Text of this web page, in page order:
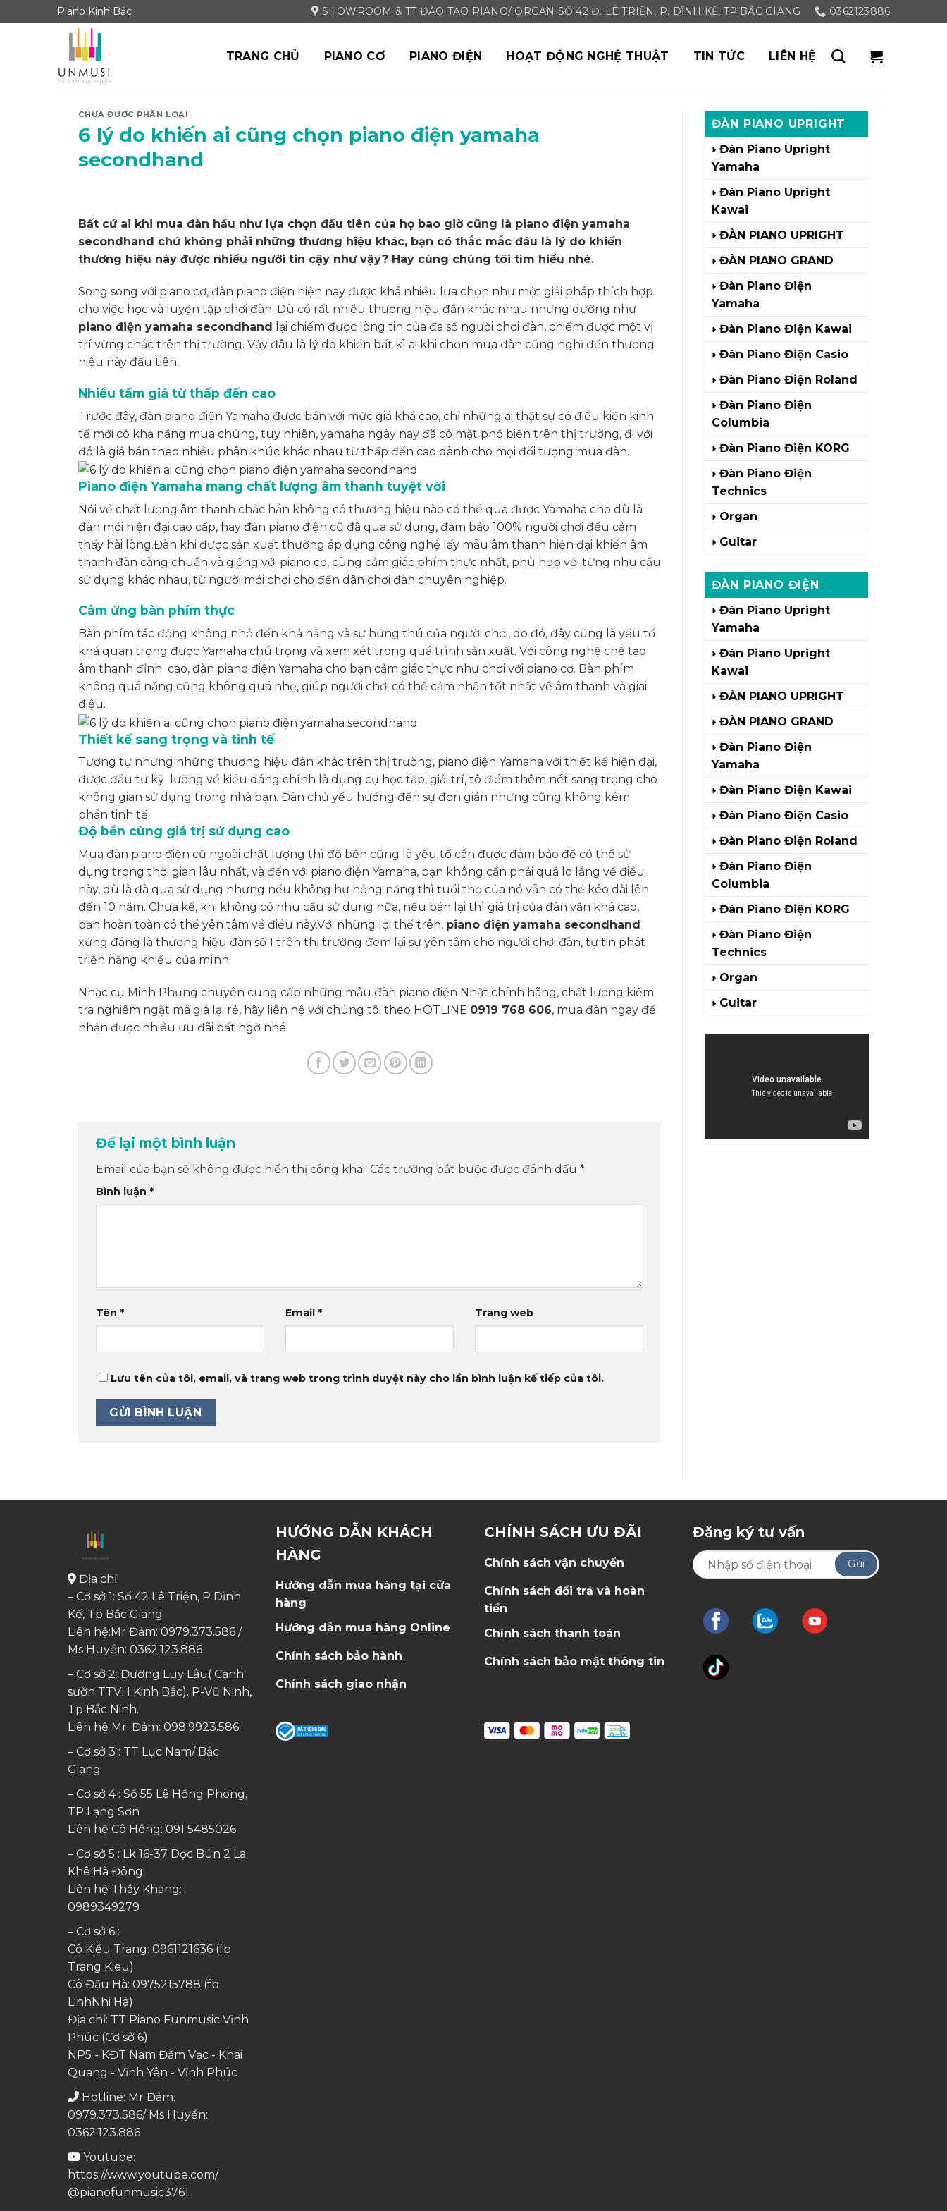
to
Piano Kinh Bắc SHOWROOM & TT ĐÀO TẠO PIANO/ ORGAN SỐ 42 Đ. LÊ TRIỆN, P. DĨNH KẾ, TP BẮC GIANG 0362123886
TRANG CHỦ PIANO CƠ PIANO ĐIỆN HOẠT ĐỘNG NGHỆ THUẬT TIN TỨC LIÊN HỆ
CHƯA ĐƯỢC PHÂN LOẠI
6 lý do khiến ai cũng chọn piano điện yamaha
secondhand
Bất cứ ai khi mua đàn hầu như lựa chọn đầu tiên của họ bao giờ cũng là piano điện yamaha
secondhand chứ không phải những thương hiệu khác, bạn có thắc mắc đâu là lý do khiến
thương hiệu này được nhiều người tin cậy như vậy? Hãy cùng chúng tôi tìm hiểu nhé.
Song song với piano cơ, đàn piano điện hiện nay được khá nhiều lựa chọn như một giải pháp thích hợp
cho việc học và luyện tập chơi đàn. Dù có rất nhiều thương hiệu đần khác nhau nhưng dường như
piano điện yamaha secondhand lại chiếm được lòng tin của đa số người chơi đàn, chiếm được một vị
trí vững chắc trên thị trường. Vậy đâu là lý do khiến bất kì ai khi chọn mua đàn cũng nghĩ đến thương
hiệu này đầu tiên.
Nhiều tầm giá từ thấp đến cao
Trước đây, đàn piano điện Yamaha được bán với mức giá khá cao, chỉ những ai thật sự có điều kiện kinh
tế mới có khả năng mua chúng, tuy nhiên, yamaha ngày nay đã có mặt phổ biến trên thị trường, đi với
đó là giá bán theo nhiều phân khúc khác nhau từ thấp đến cao dành cho mọi đối tượng mua đàn.
Piano điện Yamaha mang chất lượng âm thanh tuyệt vời
Nói về chất lượng âm thanh chắc hẳn không có thương hiệu nào có thể qua được Yamaha cho dù là
đàn mới hiện đại cao cấp, hay đàn piano điện cũ đã qua sử dụng, đảm bảo 100% người chơi đều cảm
thấy hài lòng.Đàn khi được sản xuất thường áp dụng công nghệ lấy mẫu âm thanh hiện đại khiến âm
thanh đàn càng chuẩn và giống với piano cơ, cùng cảm giác phím thực nhất, phù hợp với từng nhu cầu
sử dụng khác nhau, từ người mới chơi cho đến dân chơi đàn chuyên nghiệp.
Cảm ứng bàn phím thực
Bàn phím tác động không nhỏ đến khả năng và sự hứng thú của người chơi, do đó, đây cũng là yếu tố
khá quan trọng được Yamaha chú trọng và xem xét trong quá trình sản xuất. Với công nghệ chế tạo
âm thanh đỉnh cao, đàn piano điện Yamaha cho bạn cảm giác thực như chơi với piano cơ. Bàn phím
không quá nặng cũng không quá nhẹ, giúp người chơi có thể cảm nhận tốt nhất về âm thanh và giai
điệu.
Thiết kế sang trọng và tinh tế
Tương tự nhưng những thương hiệu đàn khác trên thị trường, piano điện Yamaha với thiết kế hiện đại,
được đầu tư kỹ lưỡng về kiểu dáng chính là dụng cụ học tập, giải trí, tô điểm thêm nét sang trọng cho
không gian sử dụng trong nhà bạn. Đàn chủ yếu hướng đến sự đơn giản nhưng cũng không kém
phần tinh tế.
Độ bền cùng giá trị sử dụng cao
Mua đàn piano điện cũ ngoài chất lượng thì độ bền cũng là yếu tố cần được đảm bảo để có thể sử
dụng trong thời gian lâu nhất, và đến với piano điện Yamaha, bạn không cần phải quá lo lắng về điều
này, dù là đã qua sử dụng nhưng nếu không hư hỏng nặng thì tuổi thọ của nó vẫn có thể kéo dài lên
đến 10 năm. Chưa kể, khi không có nhu cầu sử dụng nữa, nếu bán lại thì giá trị của đàn vẫn khá cao,
bạn hoàn toàn có thể yên tâm về điều này.Với những lợi thế trên, piano điện yamaha secondhand
xứng đáng là thương hiệu đàn số 1 trên thị trường đem lại sự yên tâm cho người chơi đàn, tự tin phát
triển năng khiếu của mình.
Nhạc cụ Minh Phụng chuyên cung cấp những mẫu đàn piano điện Nhật chính hãng, chất lượng kiểm
tra nghiêm ngặt mà giá lại rẻ, hãy liên hệ với chúng tôi theo HOTLINE 0919 768 606, mua đàn ngay để
nhận được nhiều ưu đãi bất ngờ nhé.
Để lại một bình luận
Email của bạn sẽ không được hiển thị công khai. Các trường bắt buộc được đánh dấu *
Bình luận *
Tên * Email * Trang web
Lưu tên của tôi, email, và trang web trong trình duyệt này cho lần bình luận kế tiếp của tôi.
ĐÀN PIANO UPRIGHT
Đàn Piano Upright
Yamaha
Đàn Piano Upright
Kawai
ĐÀN PIANO UPRIGHT
ĐÀN PIANO GRAND
Đàn Piano Điện
Yamaha
Đàn Piano Điện Kawai
Đàn Piano Điện Casio
Đàn Piano Điện Roland
Đàn Piano Điện
Columbia
Đàn Piano Điện KORG
Đàn Piano Điện
Technics
Organ
Guitar
ĐÀN PIANO ĐIỆN
Đàn Piano Upright
Yamaha
Đàn Piano Upright
Kawai
ĐÀN PIANO UPRIGHT
ĐÀN PIANO GRAND
Đàn Piano Điện
Yamaha
Đàn Piano Điện Kawai
Đàn Piano Điện Casio
Đàn Piano Điện Roland
Đàn Piano Điện
Columbia
Đàn Piano Điện KORG
Đàn Piano Điện
Technics
Organ
Guitar
Địa chỉ:
– Cơ sở 1: Số 42 Lê Triện, P Dĩnh
Kế, Tp Bắc Giang
Liên hệ:Mr Đảm: 0979.373.586 /
Ms Huyền: 0362.123.886
– Cơ sở 2: Đường Luy Lâu( Cạnh
sườn TTVH Kinh Bắc). P-Vũ Ninh,
Tp Bắc Ninh.
Liên hệ Mr. Đảm: 098.9923.586
– Cơ sở 3 : TT Lục Nam/ Bắc
Giang
– Cơ sở 4 : Số 55 Lê Hồng Phong,
TP Lạng Sơn
Liên hệ Cô Hồng: 091 5485026
– Cơ sở 5 : Lk 16-37 Dọc Bún 2 La
Khê Hà Đông
Liên hệ Thầy Khang:
0989349279
– Cơ sở 6 :
Cô Kiều Trang: 0961121636(fb
Trang Kieu)
Cô Đậu Hà: 0975215788 (fb
LinhNhi Hà)
Địa chỉ: TT Piano Funmusic Vĩnh
Phúc (Cơ sở 6)
NP5 - KĐT Nam Đầm Vạc - Khai
Quang - Vĩnh Yên - Vĩnh Phúc
Hotline: Mr Đảm:
0979.373.586/ Ms Huyền:
0362.123.886
Youtube:
https://www.youtube.com/
@pianofunmusic3761
HƯỚNG DẪN KHÁCH
HÀNG
Hướng dẫn mua hàng tại cửa
hàng
Hướng dẫn mua hàng Online
Chính sách bảo hành
Chính sách giao nhận
CHÍNH SÁCH ƯU ĐÃI
Chính sách vận chuyển
Chính sách đổi trả và hoàn
tiền
Chính sách thanh toán
Chính sách bảo mật thông tin
Đăng ký tư vấn